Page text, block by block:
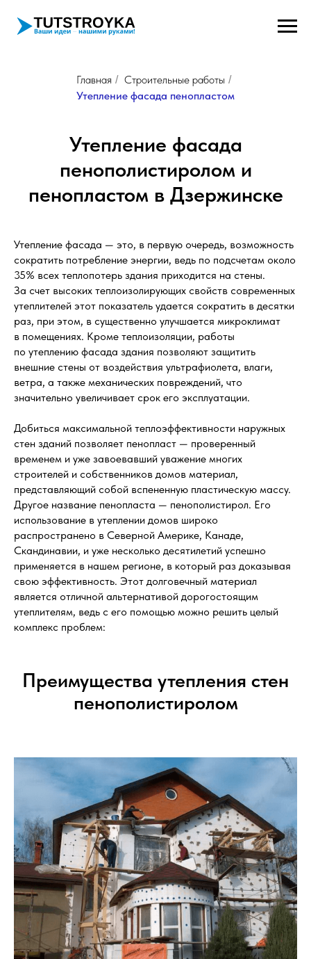
Главная / Строительные работы /
Утепление фасада пенопластом
Утепление фасада
пенополистиролом и
пенопластом в Дзержинске
Утепление фасада — это, в первую очередь, возможность
сократить потребление энергии, ведь по подсчетам около
35% всех теплопотерь здания приходится на стены.
За счет высоких теплоизолирующих свойств современных
утеплителей этот показатель удается сократить в десятки
раз, при этом, в существенно улучшается микроклимат
в помещениях. Кроме теплоизоляции, работы
по утеплению фасада здания позволяют защитить
внешние стены от воздействия ультрафиолета, влаги,
ветра, а также механических повреждений, что
значительно увеличивает срок его эксплуатации.
Добиться максимальной теплоэффективности наружных
стен зданий позволяет пенопласт — проверенный
временем и уже завоевавший уважение многих
строителей и собственников домов материал,
представляющий собой вспененную пластическую массу.
Другое название пенопласта — пенополистирол. Его
использование в утеплении домов широко
распространено в Северной Америке, Канаде,
Скандинавии, и уже несколько десятилетий успешно
применяется в нашем регионе, в который раз доказывая
свою эффективность. Этот долговечный материал
является отличной альтернативой дорогостоящим
утеплителям, ведь с его помощью можно решить целый
комплекс проблем:
Преимущества утепления стен
пенополистиролом